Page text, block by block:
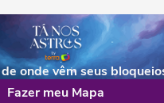
onde vêm seus
Fazer meu Mapa